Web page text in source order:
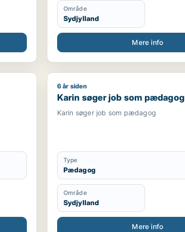
Område
Sydjylland
Mere info
Karin søger job som pædagog
6 år siden
Karin søger job som pædagog
Karin søger job som pædagog
Type
Pædagog
Område
Sydjylland
Mere info